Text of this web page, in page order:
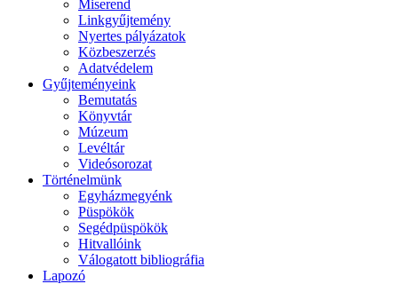
Miserend
Linkgyűjtemény
Nyertes pályázatok
Közbeszerzés
Adatvédelem
Gyűjteményeink
Bemutatás
Könyvtár
Múzeum
Levéltár
Videósorozat
Történelmünk
Egyházmegyénk
Püspökök
Segédpüspökök
Hitvallóink
Válogatott bibliográfia
Lapozó